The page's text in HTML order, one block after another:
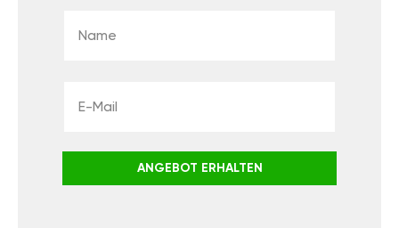
ANGEBOT ERHALTEN